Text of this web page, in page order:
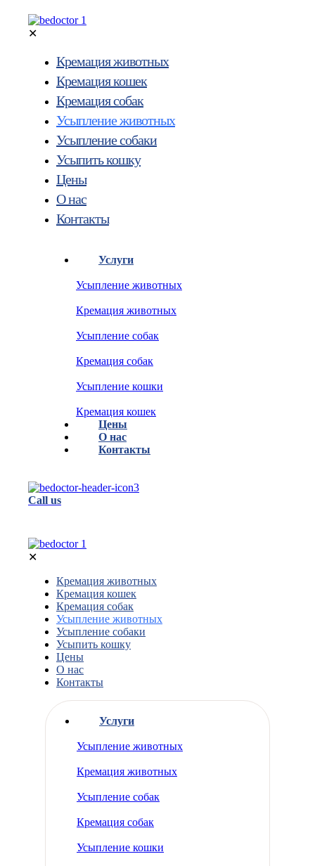
✕
Кремация животных
Кремация кошек
Кремация собак
Усыпление животных
Усыпление собаки
Усыпить кошку
Цены
О нас
Контакты
Услуги
Усыпление животных
Кремация животных
Усыпление собак
Кремация собак
Усыпление кошки
Кремация кошек
Цены
О нас
Контакты
Call us
✕
Кремация животных
Кремация кошек
Кремация собак
Усыпление животных
Усыпление собаки
Усыпить кошку
Цены
О нас
Контакты
Услуги
Усыпление животных
Кремация животных
Усыпление собак
Кремация собак
Усыпление кошки